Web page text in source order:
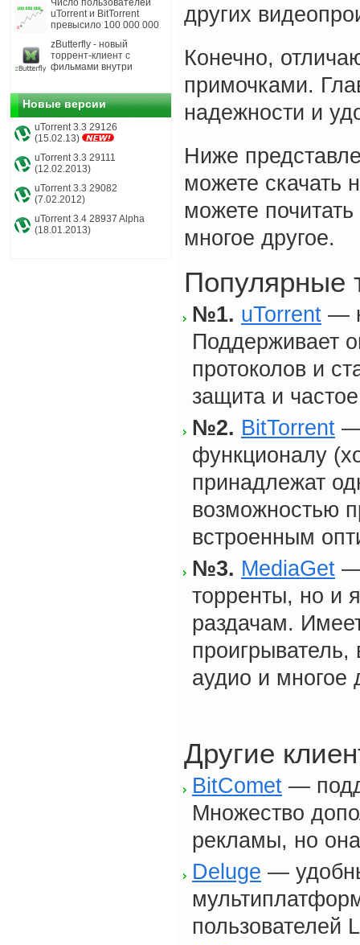
Число пользователей
uTorrent и BitTorrent
превысило 100 000 000
zButterfly - новый
торрент-клиент с
фильмами внутри
Новые версии
uTorrent 3.3 29126
(15.02.13)
uTorrent 3.3 29111
(12.02.2013)
uTorrent 3.3 29082
(7.02.2012)
uTorrent 3.4 28937 Alpha
(18.01.2013)
других
Конечно,
примочками.
надежности и
Ниже
можете скачать
можете
многое другое.
Популярные
№1. uTorrent —
Поддерживает
протоколов и
защита и
№2. BitTorrent —
функционалу
принадлежат
возможностью
встроенным
№3. MediaGet —
торренты, но и
раздачам.
аудио и многое
Другие
BitComet —
Множество
рекламы, но
Deluge —
пользователей